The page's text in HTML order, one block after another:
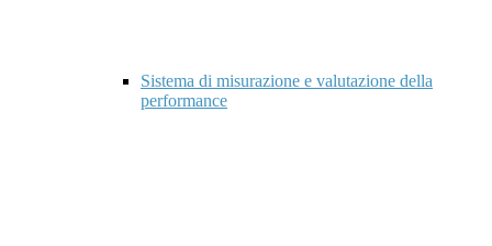
Sistema di misurazione e valutazione della
performance